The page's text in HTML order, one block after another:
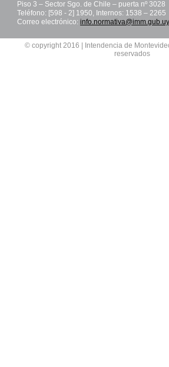
Piso 3 – Sector Sgo. de Chile – puerta nº 3028
Teléfono: [598 - 2] 1950, Internos: 1538 – 2265
Correo electrónico: info.normativa@imm.gub.uy
© copyright 2016 | Intendencia de
reservados